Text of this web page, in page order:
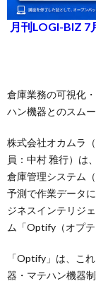
月刊LOGI-BIZ 7
倉庫業務の可視化
ハン機器とのスム
株式会社オカムラ
員：中村 雅行）は
倉庫管理システム
予測で作業データ
ジネスインテリジ
ム「Optify（オプ
「Optify」は、こ
器・マテハン機器